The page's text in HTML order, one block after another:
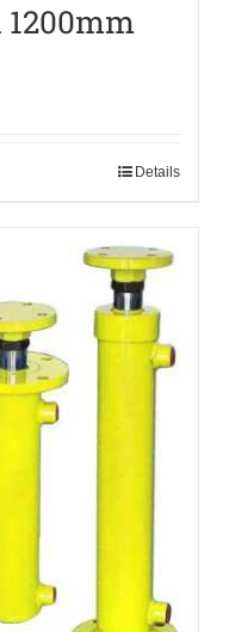
Details